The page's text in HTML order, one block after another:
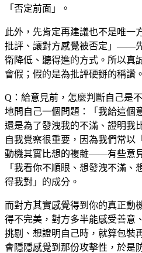
「否定前面」。
此外，先肯定再建議也不是唯一
批評、讓對方感覺被否定」——
衛降低、聽得進的方式。所以真
會假；假的是為批評硬掰的稱讚
Q：給意見前，怎麼判斷自己是
地問自己一個問題：「我給這個
還是為了發洩我的不滿、證明我
自我覺察很重要，因為我們常以
動機其實比想的複雜——有些意
「我看你不順眼、想發洩不滿
得我對」的成分。
而對方其實感覺得到你的真正動
得不完美，對方多半能感受善意
挑剔、想證明自己時，就算包裝
會隱隱感覺到那份攻擊性，於是